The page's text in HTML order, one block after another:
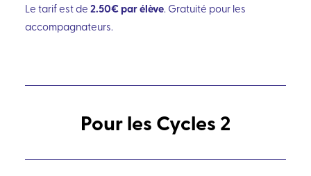
Le tarif est de 2.50€ par élève. Gratuité pour les
accompagnateurs.
Pour les Cycles 2